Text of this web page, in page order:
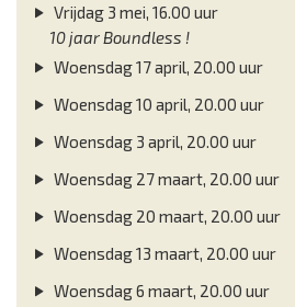
Vrijdag 3 mei, 16.00 uur
10 jaar Boundless !
Woensdag 17 april, 20.00 uur
Woensdag 10 april, 20.00 uur
Woensdag 3 april, 20.00 uur
Woensdag 27 maart, 20.00 uur
Woensdag 20 maart, 20.00 uur
Woensdag 13 maart, 20.00 uur
Woensdag 6 maart, 20.00 uur